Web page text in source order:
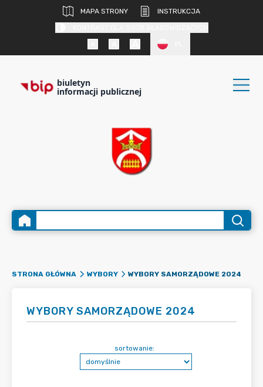
MAPA STRONY
INSTRUKCJA
biuletyn
informacji publicznej
STRONA GŁÓWNA WYBORY WYBORY SAMORZĄDOWE 2024
WYBORY SAMORZĄDOWE 2024
sortowanie: